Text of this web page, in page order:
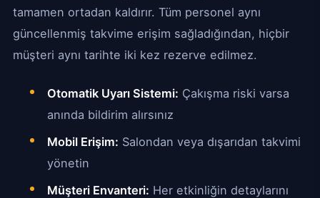
tamamen ortadan kaldırır. Tüm personel aynı
güncellenmiş takvime erişim sağladığından, hiçbir
müşteri aynı tarihte iki kez rezerve edilmez.
Otomatik Uyarı Sistemi: Çakışma riski varsa
anında bildirim alırsınız
Mobil Erişim: Salondan veya dışarıdan takvimi
yönetin
Müşteri Envanteri: Her etkinliğin detaylarını